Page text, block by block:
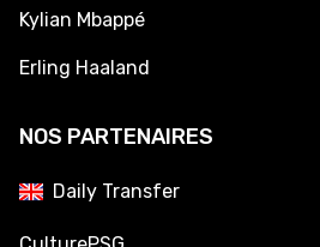
Kylian Mbappé
Erling Haaland
NOS PARTENAIRES
Daily Transfer